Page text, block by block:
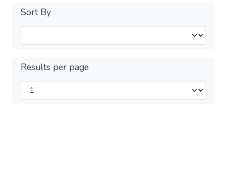
Sort By
Results per page